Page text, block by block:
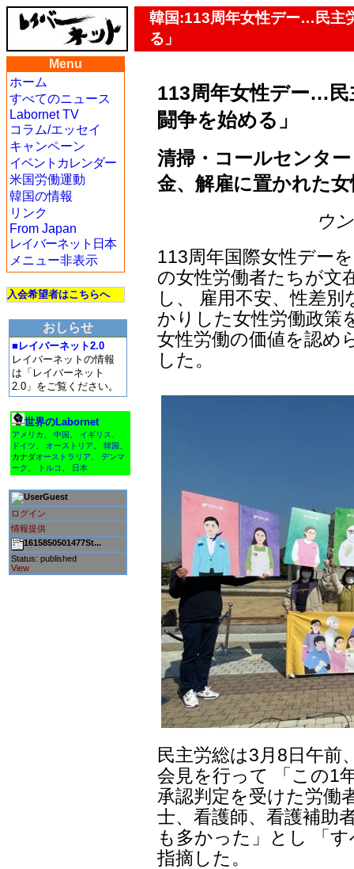
韓国:113周年女性デー…民主
る」
Menu
ホーム
すべてのニュース
Labornet TV
コラム/エッセイ
キャンペーン
イベントカレンダー
米国労働運動
韓国の情報
リンク
From Japan
レイバーネット日本
メニュー非表示
入会希望者はこちらへ
おしらせ
■レイバーネット2.0
レイバーネットの情報
は「レイバーネット
2.0」をご覧ください。
世界のLabornet
アメリカ 中国 イギリス
ドイツ
オーストリア 韓国
カナダオーストラリア
デンマ
ーク
トルコ 日本
Guest
ログイン
情報提供
1615850501477St...
Status: published
View
113周年女性デー…民
闘争を始める」
清掃・コールセンタ
金、解雇に置かれた
ウ
113周年国際女性デー
の女性労働者たちが文
し、 雇用不安、性差
かりした女性労働政策
女性労働の価値を認め
した。
民主労総は3月8日午前
会見を行って 「この1
承認判定を受けた労働
士、看護師、看護補助
も多かった」とし 「
指摘した。